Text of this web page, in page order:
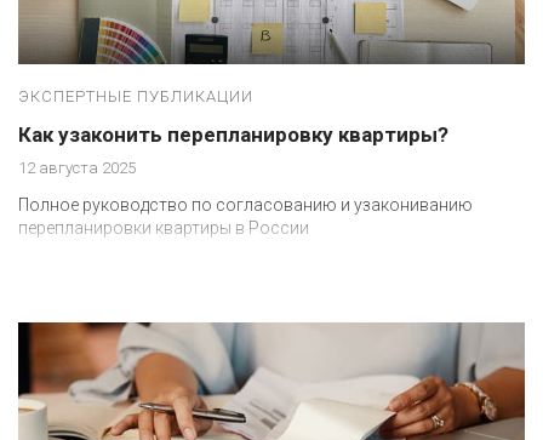
ЭКСПЕРТНЫЕ ПУБЛИКАЦИИ
Как узаконить перепланировку квартиры?
12 августа 2025
Полное руководство по согласованию и узакониванию
перепланировки квартиры в России